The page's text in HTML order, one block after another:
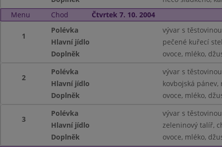
Menu
Chod Čtvrtek 7. 10. 2004
1
Polévka
vývar s těstovinou
Hlavní jídlo
pečené kuřecí
Doplněk
ovoce, mléko,
2
Polévka
vývar s těstovinou
Hlavní jídlo
kovbojská pánev,
Doplněk
ovoce, mléko,
3
Polévka
vývar s těstovinou
Hlavní jídlo
zeleninový talíř,
Doplněk
ovoce, mléko,